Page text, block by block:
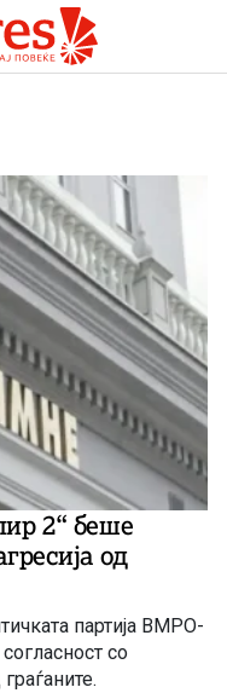
2“ беше
од
партија ВМРО-
со